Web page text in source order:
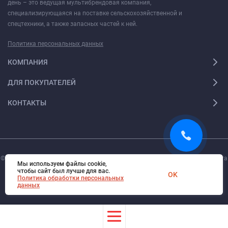
день – это ведущая мультибрендовая компания,
специализирующаяся на поставке сельскохозяйственной и
спецтехники, а также запасных частей к ней.
Политика персональных данных
КОМПАНИЯ
ДЛЯ ПОКУПАТЕЛЕЙ
КОНТАКТЫ
© 2026. Все права защищены. — создание и поддержка сайта
Мы используем файлы cookie,
чтобы сайт был лучше для вас.
Политика обработки персональных
данных
OK